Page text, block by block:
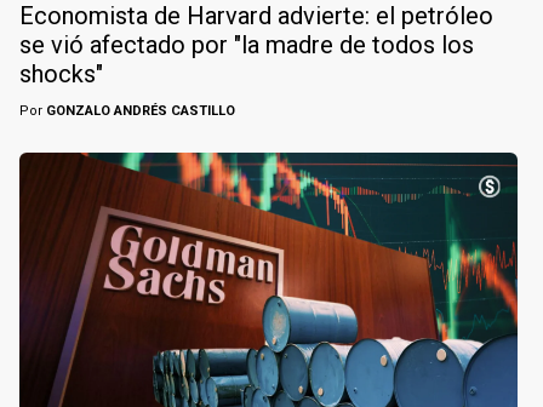
Economista de Harvard advierte: el petróleo
se vió afectado por "la madre de todos los
shocks"
Por GONZALO ANDRÉS CASTILLO